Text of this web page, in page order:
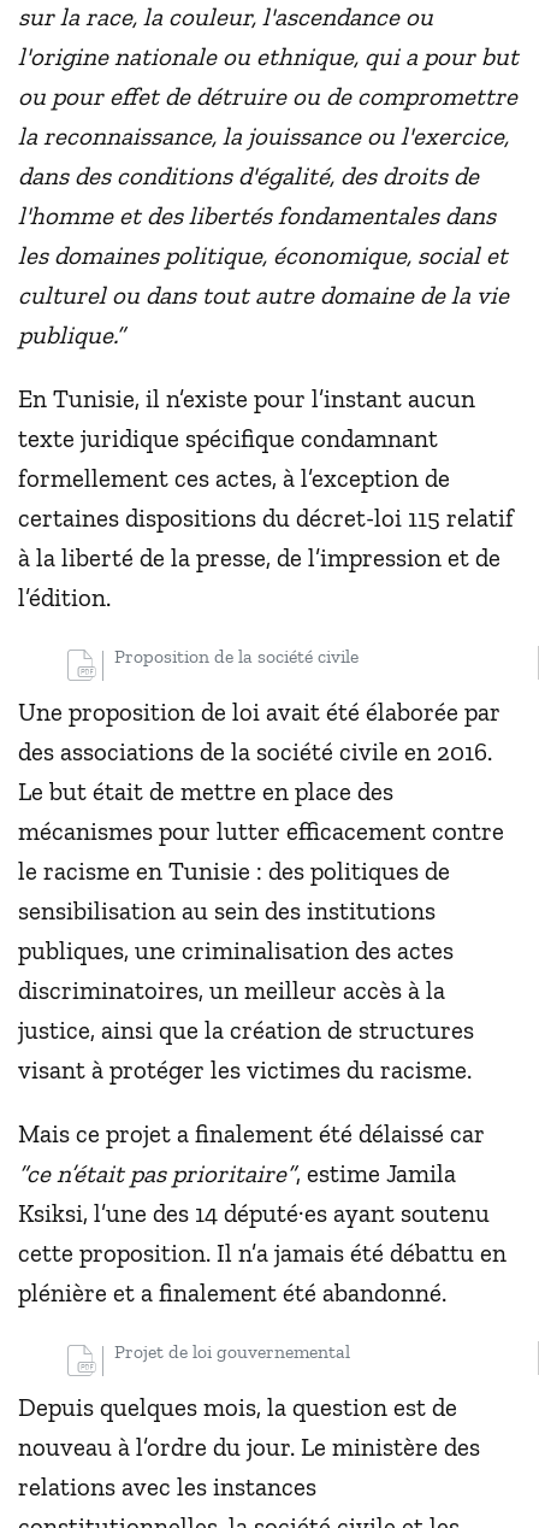
sur la race, la couleur, l'ascendance ou
l'origine nationale ou ethnique, qui a pour but
ou pour effet de détruire ou de compromettre
la reconnaissance, la jouissance ou l'exercice,
dans des conditions d'égalité, des droits de
l'homme et des libertés fondamentales dans
les domaines politique, économique, social et
culturel ou dans tout autre domaine de la vie
publique.”
En Tunisie, il n’existe pour l’instant aucun
texte juridique spécifique condamnant
formellement ces actes, à l’exception de
certaines dispositions du décret-loi 115 relatif
à la liberté de la presse, de l’impression et de
l’édition.
Proposition de la société civile
Une proposition de loi avait été élaborée par
des associations de la société civile en 2016.
Le but était de mettre en place des
mécanismes pour lutter efficacement contre
le racisme en Tunisie : des politiques de
sensibilisation au sein des institutions
publiques, une criminalisation des actes
discriminatoires, un meilleur accès à la
justice, ainsi que la création de structures
visant à protéger les victimes du racisme.
Mais ce projet a finalement été délaissé car
“ce n’était pas prioritaire”, estime Jamila
Ksiksi, l’une des 14 député·es ayant soutenu
cette proposition. Il n’a jamais été débattu en
plénière et a finalement été abandonné.
Projet de loi gouvernemental
Depuis quelques mois, la question est de
nouveau à l’ordre du jour. Le ministère des
relations avec les instances